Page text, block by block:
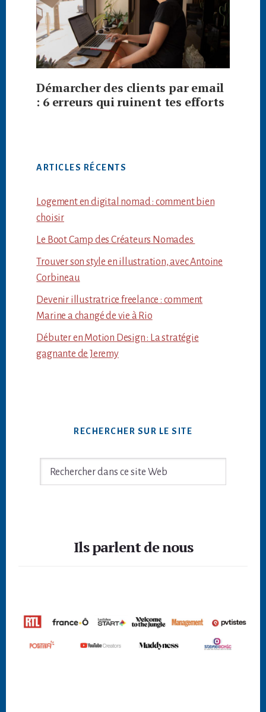
Démarcher des clients par email
: 6 erreurs qui ruinent tes efforts
ARTICLES RÉCENTS
Logement en digital nomad : comment bien
choisir
Le Boot Camp des Créateurs Nomades
Trouver son style en illustration, avec Antoine
Corbineau
Devenir illustratrice freelance : comment
Marine a changé de vie à Rio
Débuter en Motion Design : La stratégie
gagnante de Jeremy
RECHERCHER SUR LE SITE
Rechercher
Ils parlent de nous